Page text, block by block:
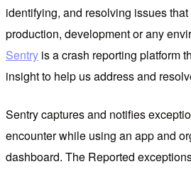
identifying, and resolving issues
production, development or any
Sentry is a crash reporting platform
insight to help us address and
Sentry captures and notifies
encounter while using an app and
dashboard. The Reported